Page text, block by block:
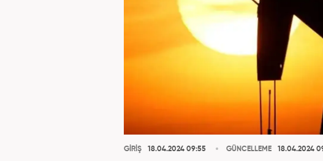
GİRİŞ 18.04.2024 09:55 GÜNCELLEME 18.04.2024